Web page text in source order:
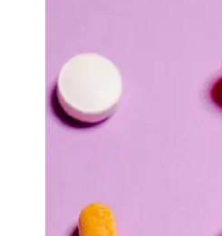
Twitter
Telegram
About